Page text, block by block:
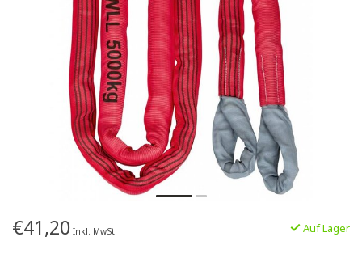
€41,20 Inkl. MwSt. Auf Lager